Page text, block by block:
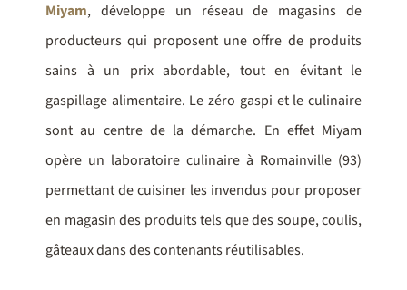
Miyam, développe un réseau de magasins de
producteurs qui proposent une offre de produits
sains à un prix abordable, tout en évitant le
gaspillage alimentaire. Le zéro gaspi et le culinaire
sont au centre de la démarche. En effet Miyam
opère un laboratoire culinaire à Romainville (93)
permettant de cuisiner les invendus pour proposer
en magasin des produits tels que des soupe, coulis,
gâteaux dans des contenants réutilisables.